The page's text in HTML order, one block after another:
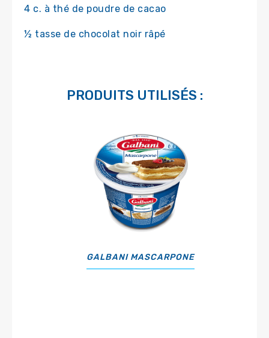
4 c. à thé de poudre de cacao
½ tasse de chocolat noir râpé
PRODUITS UTILISÉS :
GALBANI MASCARPONE